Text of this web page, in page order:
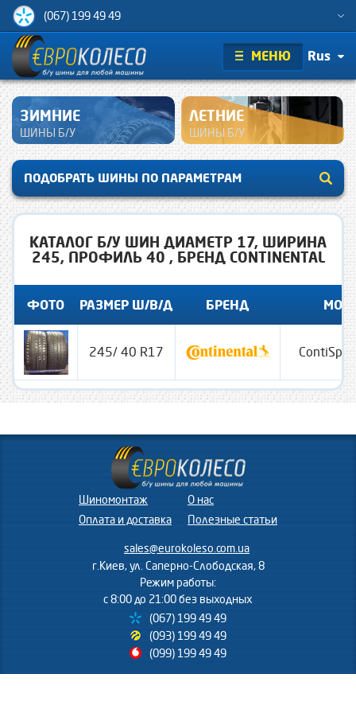
(067) 199 49 49
МЕНЮ Rus
ЗИМНИЕ
ШИНЫ Б/У
ЛЕТНИЕ
ШИНЫ Б/У
ПОДОБРАТЬ ШИНЫ ПО ПАРАМЕТРАМ
КАТАЛОГ Б/У ШИН ДИАМЕТР 17, ШИРИНА
245, ПРОФИЛЬ 40 , БРЕНД CONTINENTAL
ФОТО РАЗМЕР Ш/В/Д БРЕНД
245/ 40 R17
Шиномонтаж
Оплата и доставка
О нас
Полезные статьи
sales@eurokoleso.com.ua
г.Киев, ул. Саперно-Слободская, 8
Режим работы:
с 8:00 до 21:00 без выходных
(067) 199 49 49
(093) 199 49 49
(099) 199 49 49